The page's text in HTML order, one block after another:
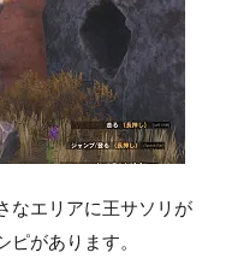
なエリアに王サソリが
があります。